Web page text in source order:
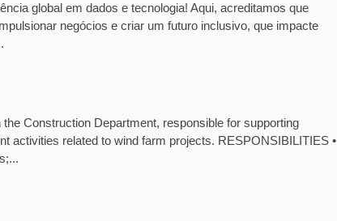
global em dados e tecnologia! Aqui, acreditamos que
negócios e criar um futuro inclusivo, que impacte
Construction Department, responsible for supporting
activities related to wind farm projects. RESPONSIBILITIES •